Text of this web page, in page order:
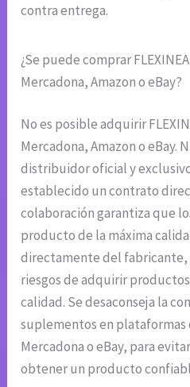
contra entrega.
¿Se puede comprar
Mercadona, Amazon o eBay?
No es posible adquirir
Mercadona, Amazon o eBay.
distribuidor oficial y
establecido un contrato
colaboración garantiza que
producto de la máxima
directamente del fabricante,
riesgos de adquirir
calidad. Se desaconseja la
suplementos en plataformas
Mercadona o eBay, para
obtener un producto